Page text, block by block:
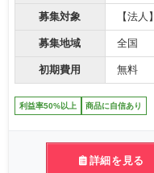
募集対象 【法人】
募集地域 全国
初期費用 無料
利益率50%以上 商品に自信あり
詳細を見る